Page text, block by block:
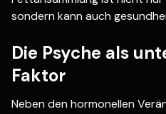
sondern kann auch
Die Psyche als
Faktor
Neben den hormonellen